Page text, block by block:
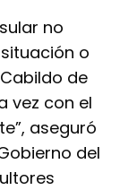
no
o
de
vez con el
aseguró
del